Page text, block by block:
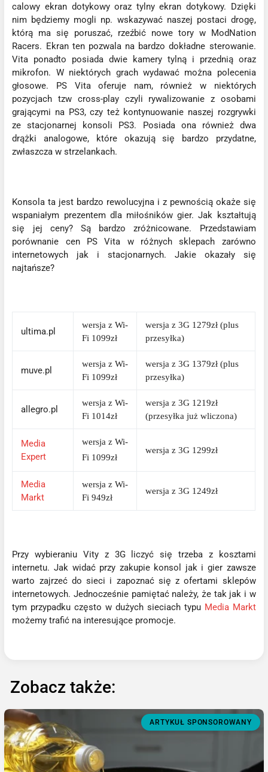
calowy ekran dotykowy oraz tylny ekran dotykowy. Dzięki
nim będziemy mogli np. wskazywać naszej postaci drogę,
którą ma się poruszać, rzeźbić nowe tory w ModNation
Racers. Ekran ten pozwala na bardzo dokładne sterowanie.
Vita ponadto posiada dwie kamery tylną i przednią oraz
mikrofon. W niektórych grach wydawać można polecenia
głosowe. PS Vita oferuje nam, również w niektórych
pozycjach tzw cross-play czyli rywalizowanie z osobami
grającymi na PS3, czy też kontynuowanie naszej rozgrywki
ze stacjonarnej konsoli PS3. Posiada ona również dwa
drążki analogowe, które okazują się bardzo przydatne,
zwłaszcza w strzelankach.
Konsola ta jest bardzo rewolucyjna i z pewnością okaże się
wspaniałym prezentem dla miłośników gier. Jak kształtują
się jej ceny? Są bardzo zróżnicowane. Przedstawiam
porównanie cen PS Vita w różnych sklepach zarówno
internetowych jak i stacjonarnych. Jakie okazały się
najtańsze?
ultima.pl
wersja z Wi-
Fi 1099zł
wersja z 3G 1279zł (plus
przesyłka)
muve.pl
wersja z Wi-
Fi 1099zł
wersja z 3G 1379zł (plus
przesyłka)
allegro.pl
wersja z Wi-
Fi 1014zł
wersja z 3G 1219zł
(przesyłka już wliczona)
Media
Expert
wersja z Wi-
Fi 1099zł
wersja z 3G 1299zł
Media
Markt
wersja z Wi-
Fi 949zł
wersja z 3G 1249zł
Przy wybieraniu Vity z 3G liczyć się trzeba z kosztami
internetu. Jak widać przy zakupie konsol jak i gier zawsze
warto zajrzeć do sieci i zapoznać się z ofertami sklepów
internetowych. Jednocześnie pamiętać należy, że tak jak i w
tym przypadku często w dużych sieciach typu Media Markt
możemy trafić na interesujące promocje.
Zobacz także:
ARTYKUŁ SPONSOROWANY